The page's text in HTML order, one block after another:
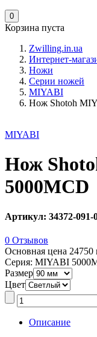
0
Корзина пуста
Zwilling.in.ua
Интернет-
Ножи
Серии ножей
MIYABI
Нож Shotoh
MIYABI
Нож
5000MCD
Артикул: 34372-091-
0 Отзывов
Основная цена 24750
Серия: MIYABI
Размер
Цвет
Описание